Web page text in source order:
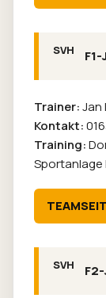
Trainer:Jan
Kontakt:
Training:
Sportanlage